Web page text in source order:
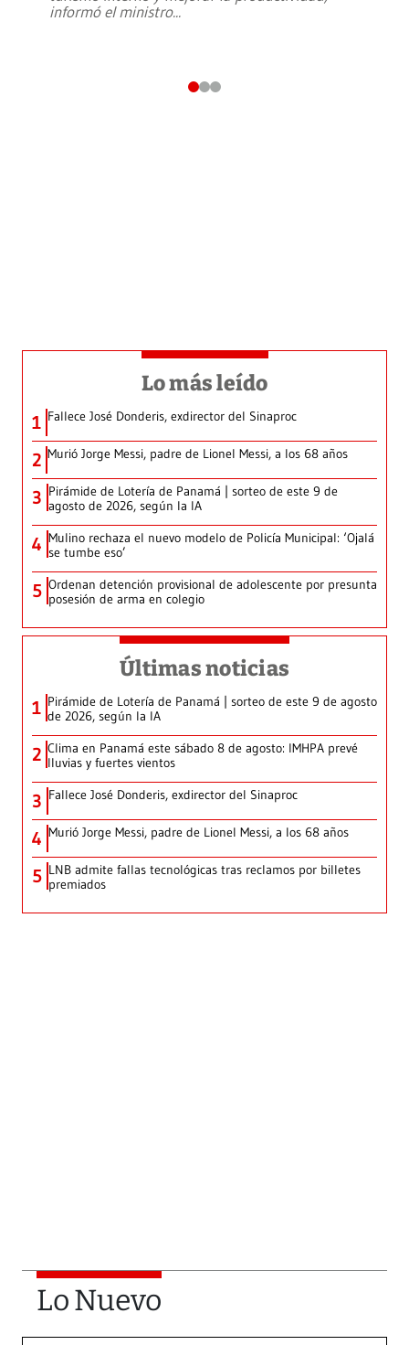
informó el ministro...
Lo más leído
1 Fallece José Donderis, exdirector del Sinaproc
2 Murió Jorge Messi, padre de Lionel Messi, a los 68 años
3 Pirámide de Lotería de Panamá | sorteo de este 9 de
agosto de 2026, según la IA
4 Mulino rechaza el nuevo modelo de Policía Municipal: ‘Ojalá
se tumbe eso’
5 Ordenan detención provisional de adolescente por presunta
posesión de arma en colegio
Últimas noticias
1 Pirámide de Lotería de Panamá | sorteo de este 9 de agosto
de 2026, según la IA
2 Clima en Panamá este sábado 8 de agosto: IMHPA prevé
lluvias y fuertes vientos
3 Fallece José Donderis, exdirector del Sinaproc
4 Murió Jorge Messi, padre de Lionel Messi, a los 68 años
5 LNB admite fallas tecnológicas tras reclamos por billetes
premiados
Lo Nuevo